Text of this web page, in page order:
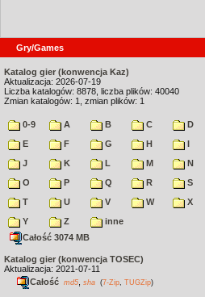
Gry/Games
Katalog gier (konwencja Kaz)
Aktualizacja: 2026-07-19
Liczba katalogów: 8878, liczba plików: 40040
Zmian katalogów: 1, zmian plików: 1
0-9 A B C
D
E
F G H
I
J
K L M
N
O
P Q R
S
T
U V W
X
Y
Z
inne
Całość 3074 MB
Katalog gier (konwencja TOSEC)
Aktualizacja: 2021-07-11
Całość md5 sha (7-Zip TUGZip)